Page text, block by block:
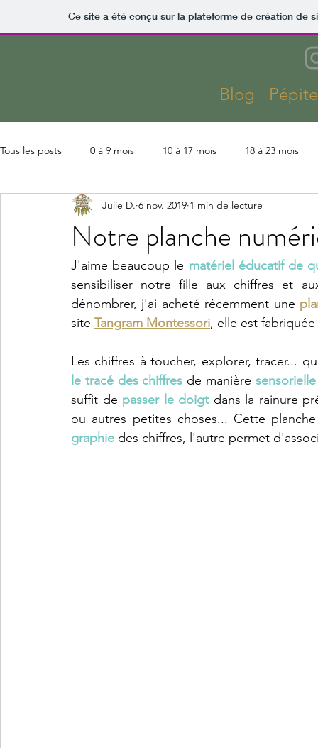
Ce site a été conçu sur la plateforme de création de
Blog
Tous les posts 0 à 9 mois 10 à 17 mois 18 à 23 mois
Lectures Montessori Parentalité
Aménagements & finitions Activités
Lifestyle et parentalité Sciences et découvertes
Géographie Lecture et écriture Jeux de société et
Notre planche
Julie D. 6 nov. 2019 1 min de lecture
J'aime beaucoup le matériel éducatif de
sensibiliser notre fille aux chiffres et
dénombrer, j'ai acheté récemment une
site Tangram Montessori, elle est
Les chiffres à toucher, explorer, tracer...
le tracé des chiffres de manière sensorielle
suffit de passer le doigt dans la rainure
graphie des chiffres, l'autre permet